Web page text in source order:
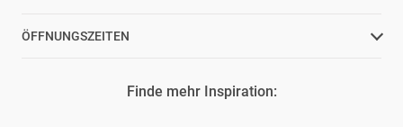
ÖFFNUNGSZEITEN
Finde mehr Inspiration: